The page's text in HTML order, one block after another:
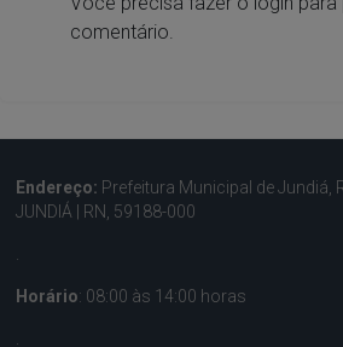
comentário.
Endereço: Prefeitura Municipal de Jundiá,
JUNDIÁ | RN, 59188-000
Horário: 08:00 às 14:00 horas